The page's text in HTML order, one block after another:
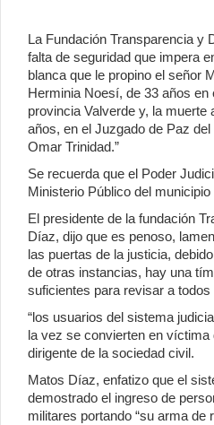
La Fundación Transparencia y
falta de seguridad que impera
blanca que le propino el señor
Herminia Noesí, de 33 años
provincia Valverde y, la muerte
años, en el Juzgado de Paz
Omar Trinidad.”
Se recuerda que el Poder
Ministerio Público del
El presidente de la fundación
Díaz, dijo que es penoso,
las puertas de la justicia,
de otras instancias, hay una
suficientes para revisar a
“los usuarios del sistema
la vez se convierten en víctima
dirigente de la sociedad civil.
Matos Díaz, enfatizo que el
demostrado el ingreso de
militares portando “su arma de